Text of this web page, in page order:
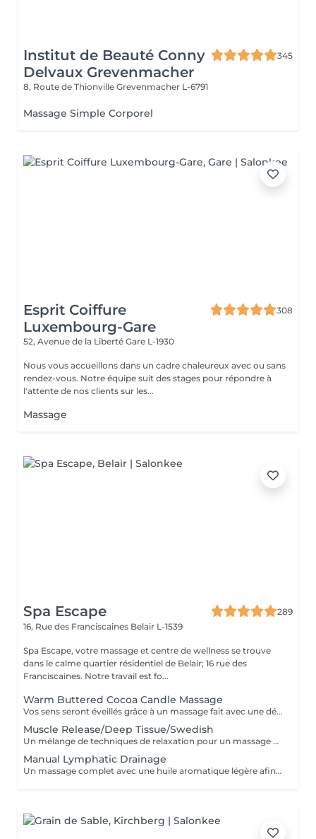
Institut de Beauté Conny
Delvaux Grevenmacher
345
8, Route de Thionville Grevenmacher L-6791
Massage Simple Corporel
Esprit Coiffure
Luxembourg-Gare
308
52, Avenue de la Liberté Gare L-1930
Nous vous accueillons dans un cadre chaleureux avec ou sans
rendez-vous. Notre équipe suit des stages pour répondre à
l'attente de nos clients sur les...
Massage
Spa Escape
289
16, Rue des Franciscaines Belair L-1539
Spa Escape, votre massage et centre de wellness se trouve
dans le calme quartier résidentiel de Belair; 16 rue des
Franciscaines. Notre travail est fo...
Warm Buttered Cocoa Candle Massage
Vos sens seront éveillés grâce à un massage fait avec une délicate barre fondante parfumée. Une douce et profonde relaxation s'installera et glissera sur votre corps en diffusant sa chaleur et sa douceur. Ce soin commence par un rafraîchissement stimulant des pieds pour favoriser la circulation sanguine et la relaxation. Pression légère à médium
Muscle Release/Deep Tissue/Swedish
Un mélange de techniques de relaxation pour un massage en profondeur adapté à la fatigue de vos muscles et à vos besoins afin d'éliminer le stress de notre quotidien. Ce soin commence par un rafraîchissement stimulant des pieds pour favoriser la circulation sanguine et la relaxation.
Manual Lymphatic Drainage
Un massage complet avec une huile aromatique légère afin d'éliminer les toxines de votre système lymphatique. Ce massage par pression très légère est cependant très efficace. Il élimine les toxines, réduit la rétention d'eau, C'est une merveilleuse detox pour votre corps